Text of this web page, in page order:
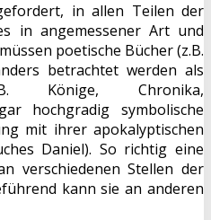
in allen Teilen der
in angemessener Art und
poetische Bücher (z.B.
betrachtet werden als
Könige, Chronika,
hochgradig symbolische
mit ihrer apokalyptischen
Daniel). So richtig eine
verschiedenen Stellen der
kann sie an anderen